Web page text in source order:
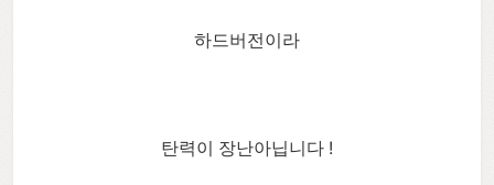
하드버전이라
탄력이 장난아닙니다 !